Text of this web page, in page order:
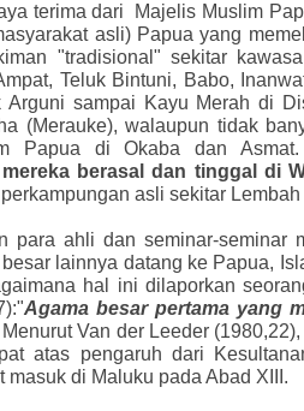
terima dari Majelis Muslim
asli) Papua yang
"tradisional" sekitar
Teluk Bintuni, Babo,
Arguni sampai Kayu Merah di
(Merauke), walaupun tidak
Papua di Okaba dan
berasal dan tinggal di
asli sekitar
para ahli dan seminar-seminar
lainnya datang ke Papua,
hal ini dilaporkan
Agama besar pertama yang
Van der Leeder
atas pengaruh dari
masuk di Maluku pada Abad XIII.